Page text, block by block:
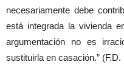
necesariamente debe
está integrada la vivienda
argumentación no es
sustituirla en casación.” (F.D.